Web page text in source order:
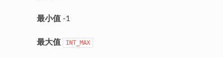
最小值-1
最大值 INT_MAX